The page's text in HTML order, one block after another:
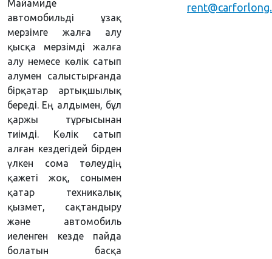
Майамиде
автомобильді ұзақ
мерзімге жалға алу
қысқа мерзімді жалға
алу немесе көлік сатып
алумен салыстырғанда
бірқатар артықшылық
береді. Ең алдымен, бұл
қаржы тұрғысынан
тиімді. Көлік сатып
алған кездегідей бірден
үлкен сома төлеудің
қажеті жоқ, сонымен
қатар техникалық
қызмет, сақтандыру
және автомобиль
иеленген кезде пайда
болатын басқа